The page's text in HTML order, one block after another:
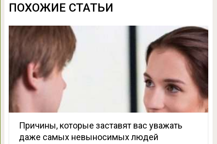
ПОХОЖИЕ СТАТЬИ
Причины, которые заставят вас уважать
даже самых невыносимых людей